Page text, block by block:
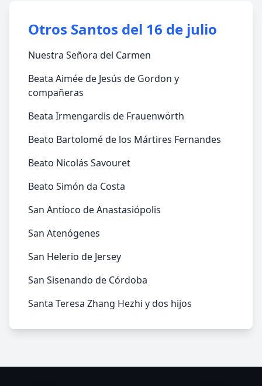
Otros Santos del 16 de julio
Nuestra Señora del Carmen
Beata Aimée de Jesús de Gordon y
compañeras
Beata Irmengardis de Frauenwörth
Beato Bartolomé de los Mártires Fernandes
Beato Nicolás Savouret
Beato Simón da Costa
San Antíoco de Anastasiópolis
San Atenógenes
San Helerio de Jersey
San Sisenando de Córdoba
Santa Teresa Zhang Hezhi y dos hijos